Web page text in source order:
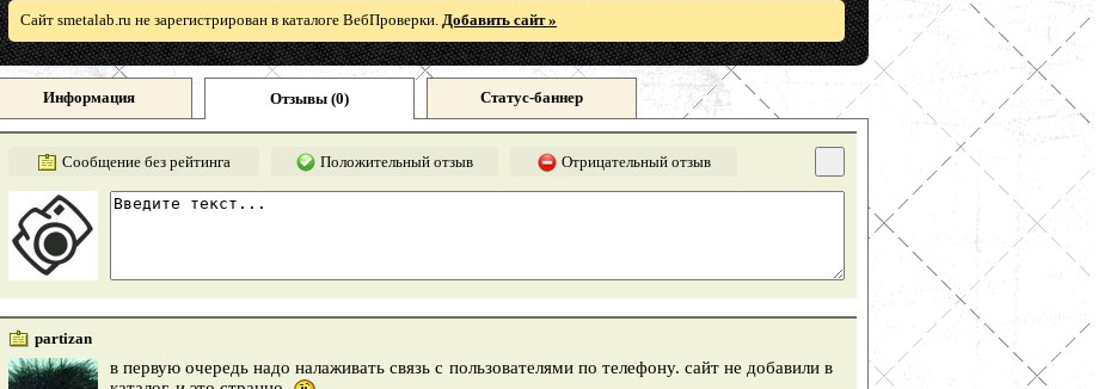
Сайт smetalab.ru не зарегистрирован в каталоге ВебПроверки. Добавить сайт »
Информация Отзывы (0) Статус-баннер
Сообщение без рейтинга Положительный отзыв Отрицательный отзыв
partizan
в первую очередь надо налаживать связь с пользователями по телефону. сайт не добавили в